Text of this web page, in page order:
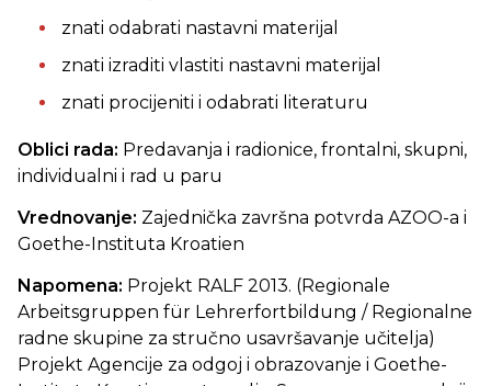
znati odabrati nastavni materijal
znati izraditi vlastiti nastavni materijal
znati procijeniti i odabrati literaturu
Oblici rada: Predavanja i radionice, frontalni, skupni,
individualni i rad u paru
Vrednovanje: Zajednička završna potvrda AZOO-a i
Goethe-Instituta Kroatien
Napomena: Projekt RALF 2013. (Regionale
Arbeitsgruppen für Lehrerfortbildung / Regionalne
radne skupine za stručno usavršavanje učitelja)
Projekt Agencije za odgoj i obrazovanje i Goethe-